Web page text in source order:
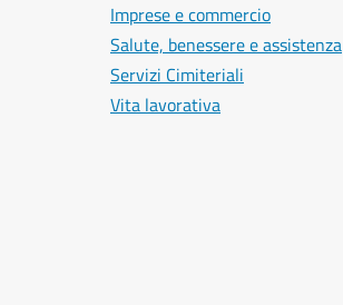
Imprese e commercio
Salute, benessere e assistenza
Servizi Cimiteriali
Vita lavorativa